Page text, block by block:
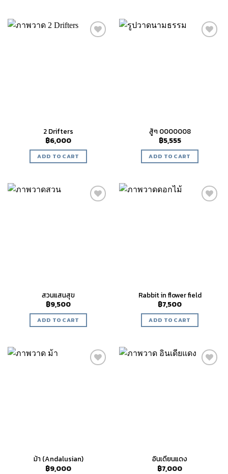
2 Drifters
฿6,000
ADD TO CART
สู้ๆ 0000008
฿5,555
ADD TO CART
สวนแสนสุข
฿9,500
ADD TO CART
Rabbit in flower field
฿7,500
ADD TO CART
ม้า (Andalusian)
฿9,000
อินเดียนแดง
฿7,000